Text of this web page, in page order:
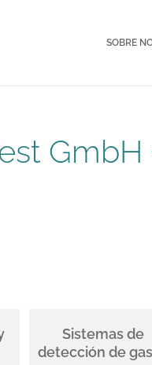
SOBRE
GmbH
Sistemas de
detección de